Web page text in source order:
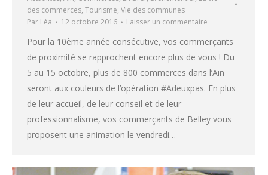
des commerces, Tourisme, Vie des communes
Par Léa 12 octobre 2016 Laisser un commentaire
Pour la 10ème année consécutive, vos commerçants
de proximité se rapprochent encore plus de vous ! Du
5 au 15 octobre, plus de 800 commerces dans l’Ain
seront aux couleurs de l’opération #Adeuxpas. En plus
de leur accueil, de leur conseil et de leur
professionnalisme, vos commerçants de Belley vous
proposent une animation le vendredi…